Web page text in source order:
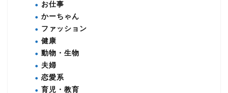
お仕事
かーちゃん
ファッション
健康
動物・生物
夫婦
恋愛系
育児・教育